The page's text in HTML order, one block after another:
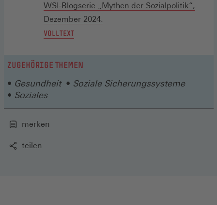
WSI-Blogserie „Mythen der Sozialpolitik“,
Dezember 2024.
VOLLTEXT(ÖFFNET
EINEM
FENSTER)
ZUGEHÖRIGE THEMEN
Gesundheit
Soziale Sicherungssysteme
Soziales
merken
teilen